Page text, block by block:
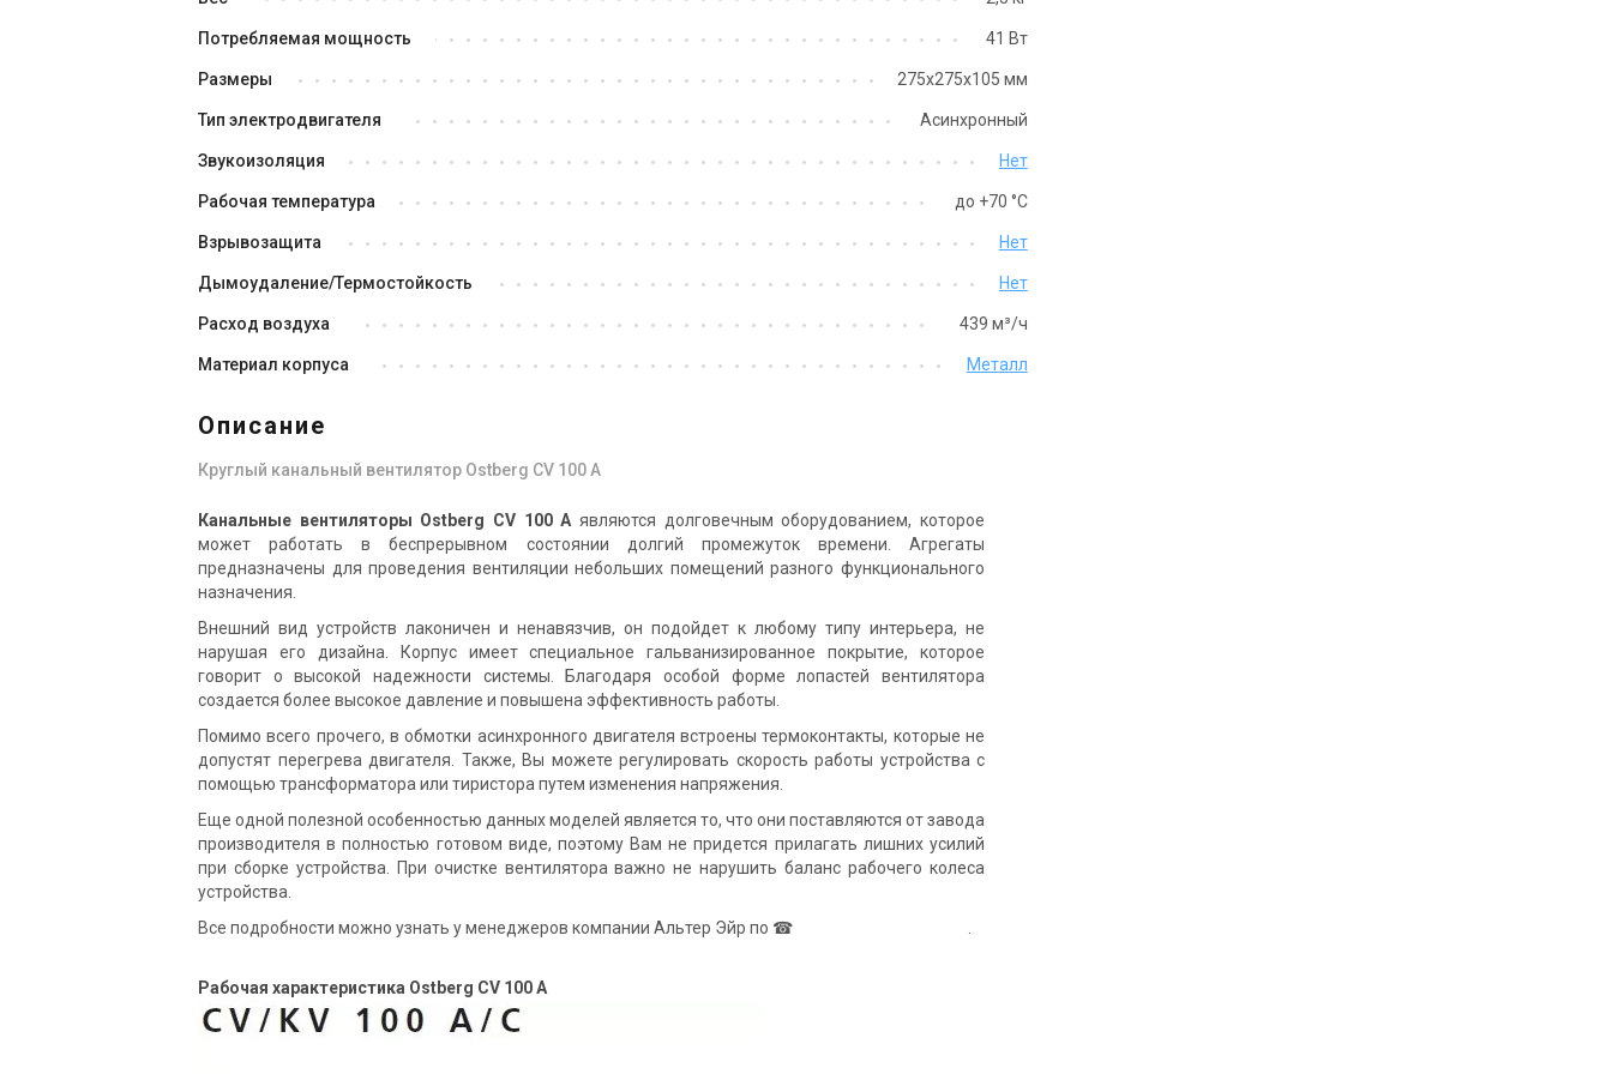
CV 250 C
Цена по запросу
Канальный вентилятор Ostberg
CV 315 B
Цена по запросу
Канальный вентилятор Ostberg
CV 315 C
Цена по запросу
Потребляемая мощность 41 Вт
Размеры 275х275х105 мм
Тип электродвигателя Асинхронный
Звукоизоляция Нет
Рабочая температура до +70 °C
Взрывозащита Нет
Дымоудаление/Термостойкость Нет
Расход воздуха 439 м³/ч
Материал корпуса Металл
Описание
Круглый канальный вентилятор Ostberg CV 100 A
Канальные вентиляторы Ostberg CV 100 A являются долговечным оборудованием, которое
может работать в беспрерывном состоянии долгий промежуток времени. Агрегаты
предназначены для проведения вентиляции небольших помещений разного функционального
назначения.
Внешний вид устройств лаконичен и ненавязчив, он подойдет к любому типу интерьера, не
нарушая его дизайна. Корпус имеет специальное гальванизированное покрытие, которое
говорит о высокой надежности системы. Благодаря особой форме лопастей вентилятора
создается более высокое давление и повышена эффективность работы.
Помимо всего прочего, в обмотки асинхронного двигателя встроены термоконтакты, которые не
допустят перегрева двигателя. Также, Вы можете регулировать скорость работы устройства с
помощью трансформатора или тиристора путем изменения напряжения.
Еще одной полезной особенностью данных моделей является то, что они поставляются от завода
производителя в полностью готовом виде, поэтому Вам не придется прилагать лишних усилий
при сборке устройства. При очистке вентилятора важно не нарушить баланс рабочего колеса
устройства.
Все подробности можно узнать у менеджеров компании Альтер Эйр по ☎
Рабочая характеристика Ostberg CV 100 A